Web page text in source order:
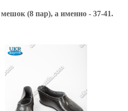
(8 пар), а именно - 37-41.